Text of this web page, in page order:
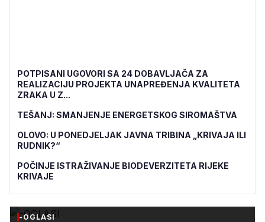
POTPISANI UGOVORI SA 24 DOBAVLJAČA ZA
REALIZACIJU PROJEKTA UNAPREĐENJA KVALITETA
ZRAKA U Z...
TEŠANJ: SMANJENJE ENERGETSKOG SIROMAŠTVA
OLOVO: U PONEDJELJAK JAVNA TRIBINA „KRIVAJA ILI
RUDNIK?“
POČINJE ISTRAŽIVANJE BIODEVERZITETA RIJEKE
KRIVAJE
-OGLASI